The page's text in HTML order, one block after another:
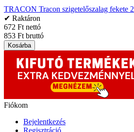
TRACON Tracon szigetelőszalag fekete
✔ Raktáron
672 Ft nettó
853 Ft bruttó
Kosárba
Fiókom
Bejelentkezés
Regisztráció